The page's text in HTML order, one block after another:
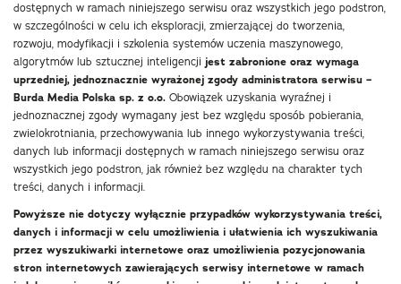
dostępnych w ramach niniejszego serwisu oraz wszystkich jego podstron,
w szczególności w celu ich eksploracji, zmierzającej do tworzenia,
rozwoju, modyfikacji i szkolenia systemów uczenia maszynowego,
algorytmów lub sztucznej inteligencji jest zabronione oraz wymaga
uprzedniej, jednoznacznie wyrażonej zgody administratora serwisu –
Burda Media Polska sp. z o.o. Obowiązek uzyskania wyraźnej i
jednoznacznej zgody wymagany jest bez względu sposób pobierania,
zwielokrotniania, przechowywania lub innego wykorzystywania treści,
danych lub informacji dostępnych w ramach niniejszego serwisu oraz
wszystkich jego podstron, jak również bez względu na charakter tych
treści, danych i informacji.
Powyższe nie dotyczy wyłącznie przypadków wykorzystywania treści,
danych i informacji w celu umożliwienia i ułatwienia ich wyszukiwania
przez wyszukiwarki internetowe oraz umożliwienia pozycjonowania
stron internetowych zawierających serwisy internetowe w ramach